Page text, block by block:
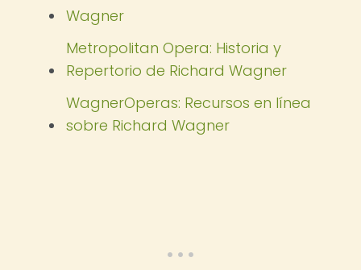
Wagner
Metropolitan Opera: Historia y
Repertorio de Richard Wagner
WagnerOperas: Recursos en línea
sobre Richard Wagner